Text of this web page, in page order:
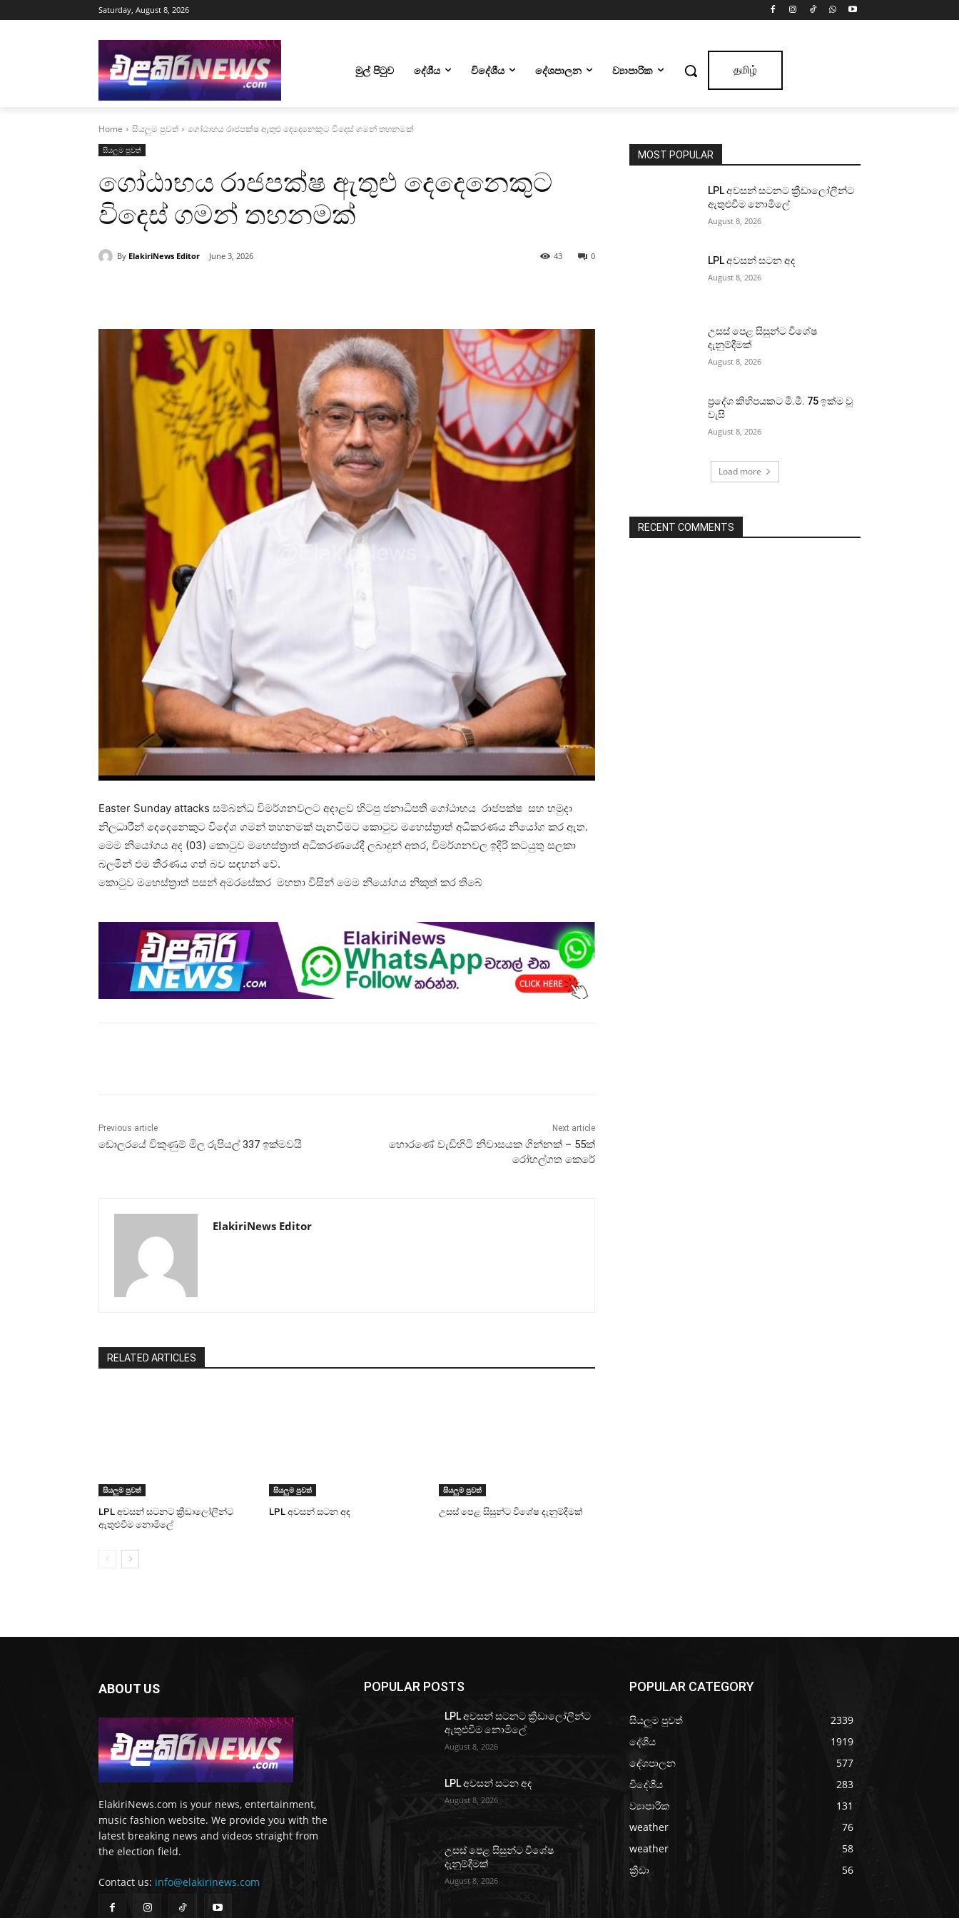
Saturday, August 8, 2026
මුල් පිටුව දේශීය විදේශීය දේශපාලන ව්‍යාපාරික தமிழ்
Home සියලුම පුවත් ගෝඨාභය රාජපක්ෂ ඇතුළු දෙදෙනෙකුට විදෙස් ගමන් තහනමක්
සියලුම පුවත්
ගෝඨාභය රාජපක්ෂ ඇතුළු දෙදෙනෙකුට
විදෙස් ගමන් තහනමක්
By ElakiriNews Editor June 3, 2026 0
43
Easter Sunday attacks සම්බන්ධ විමර්ශනවලට අදාළව හිටපු ජනාධිපති ගෝඨාභය රාජපක්ෂ සහ හමුදා
නිලධාරීන් දෙදෙනෙකුට විදේශ ගමන් තහනමක් පැනවීමට කොටුව මහෙස්ත්‍රාත් අධිකරණය නියෝග කර ඇත.
මෙම නියෝගය අද (03) කොටුව මහෙස්ත්‍රාත් අධිකරණයේදී ලබාදුන් අතර, විමර්ශනවල ඉදිරි කටයුතු සලකා
බලමින් එම තීරණය ගත් බව සඳහන් වේ.
කොටුව මහෙස්ත්‍රාත් පසන් අමරසේකර මහතා විසින් මෙම නියෝගය නිකුත් කර තිබේ
Previous article
ඩොලරයේ විකුණුම් මිල රුපියල් 337 ඉක්මවයි
Next article
හොරණේ වැඩිහිටි නිවාසයක ගින්නක් – 55ක්
රෝහල්ගත කෙරේ
ElakiriNews Editor
RELATED ARTICLES
සියලුම පුවත්
LPL අවසන් සටනට ක්‍රීඩාලෝලීන්ට
ඇතුළුවීම නොමිලේ
සියලුම පුවත්
LPL අවසන් සටන අද
සියලුම පුවත්
උසස් පෙළ සිසුන්ට විශේෂ දැනුම්දීමක්
MOST POPULAR
LPL අවසන් සටනට ක්‍රීඩාලෝලීන්ට
ඇතුළුවීම නොමිලේ
August 8, 2026
LPL අවසන් සටන අද
August 8, 2026
උසස් පෙළ සිසුන්ට විශේෂ
දැනුම්දීමක්
August 8, 2026
ප්‍රදේශ කිහිපයකට මි.මී. 75 ඉක්ම වූ
වැසි
August 8, 2026
Load more
RECENT COMMENTS
ABOUT US
ElakiriNews.com is your news, entertainment,
music fashion website. We provide you with the
latest breaking news and videos straight from
the election field.
Contact us: info@elakirinews.com
POPULAR POSTS
LPL අවසන් සටනට ක්‍රීඩාලෝලීන්ට
ඇතුළුවීම නොමිලේ
August 8, 2026
LPL අවසන් සටන අද
August 8, 2026
උසස් පෙළ සිසුන්ට විශේෂ
දැනුම්දීමක්
August 8, 2026
POPULAR CATEGORY
සියලුම පුවත්
2339
දේශීය
1919
දේශපාලන
577
විදේශීය
283
ව්‍යාපාරික
131
weather
76
weather
58
ක්‍රීඩා
56